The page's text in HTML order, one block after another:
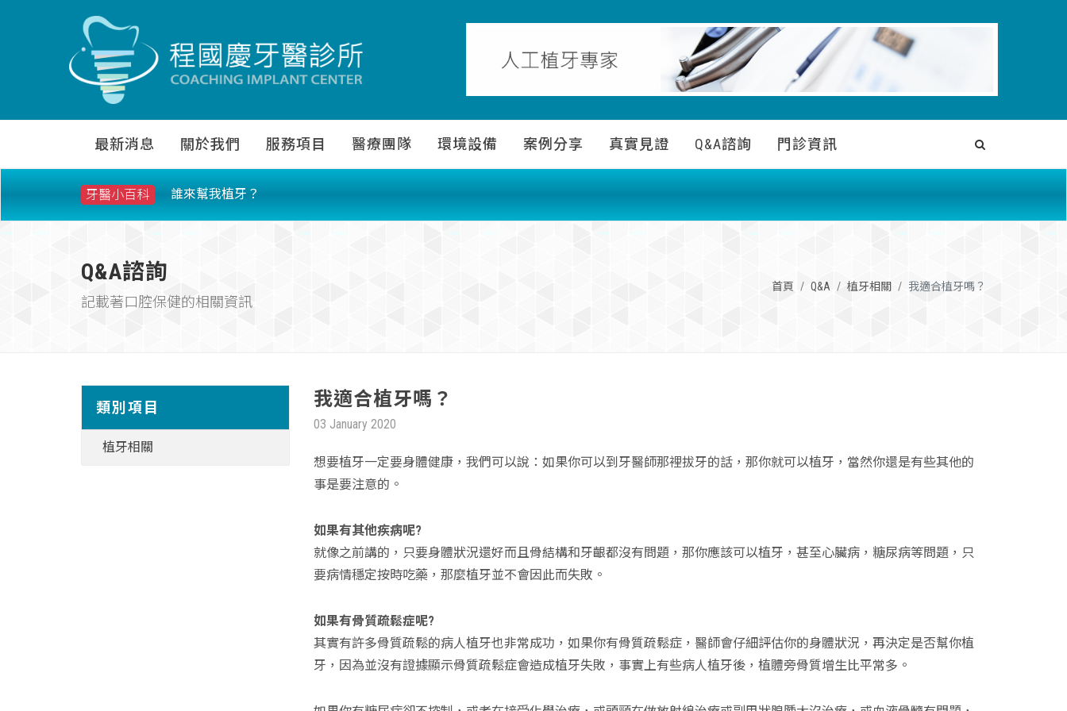
最新消息 關於我們 服務項目 醫療團隊 環境設備 案例分享 真實見證 Q&A諮詢 門診資訊
牙醫小百科 誰來幫我植牙？
Q&A諮詢
記載著口腔保健的相關資訊
首頁 Q&A 植牙相關 我適合植牙嗎？
我適合植牙嗎？
03 January 2020
想要植牙一定要身體健康，我們可以說：如果你可以到牙醫師那裡拔牙的話，那你就可以植牙，當然你還是有些其他的
事是要注意的。
如果有其他疾病呢?
就像之前講的，只要身體狀況還好而且骨結構和牙齦都沒有問題，那你應該可以植牙，甚至心臟病，糖尿病等問題，只
要病情穩定按時吃藥，那麼植牙並不會因此而失敗。
如果有骨質疏鬆症呢?
其實有許多骨質疏鬆的病人植牙也非常成功，如果你有骨質疏鬆症，醫師會仔細評估你的身體狀況，再決定是否幫你植
牙，因為並沒有證據顯示骨質疏鬆症會造成植牙失敗，事實上有些病人植牙後，植體旁骨質增生比平常多。
類別項目
植牙相關